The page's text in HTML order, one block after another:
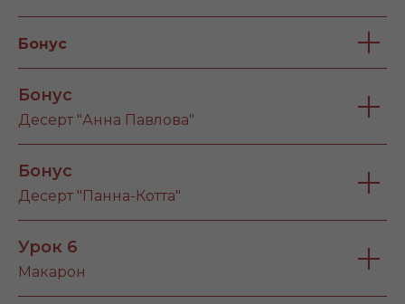
Бонус
Бонус
Десерт "Анна Павлова"
Бонус
Десерт "Панна-Котта"
Урок 6
Макарон